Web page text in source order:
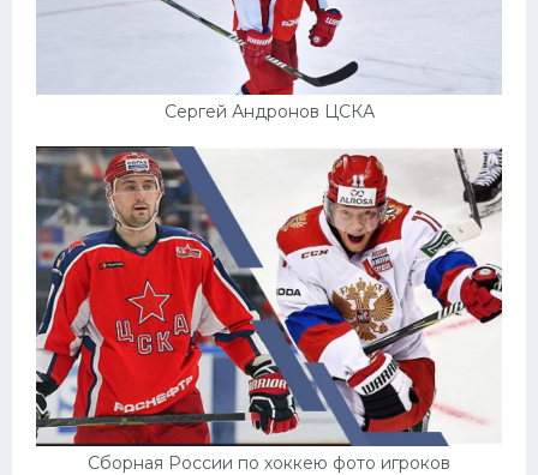
Сергей Андронов ЦСКА
Сборная России по хоккею фото игроков
Тренажеры